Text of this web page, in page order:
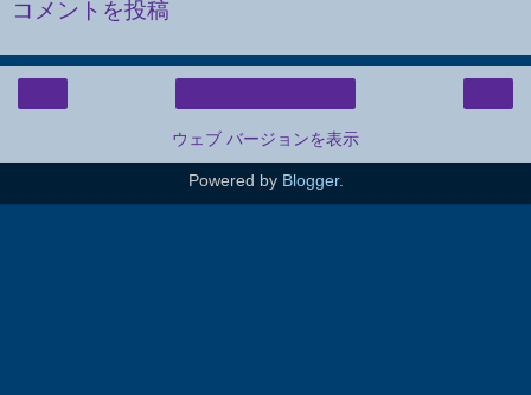
コメントを投稿
ウェブ バージョンを表示
Powered by Blogger.